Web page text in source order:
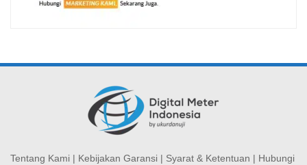
Tentang Kami | Kebijakan Garansi | Syarat & Ketentuan | Hubungi